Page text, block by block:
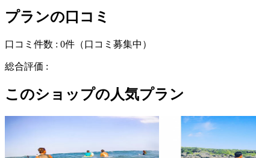
プランの口コミ
口コミ件数 : 0件 （口コミ募集中）
総合評価 :
このショップの人気プラン